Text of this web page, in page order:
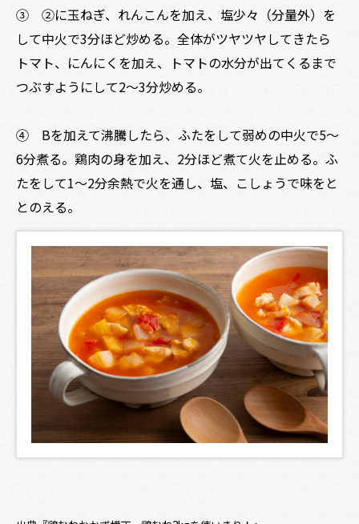
③ ②に玉ねぎ、れんこんを加え、塩少々（分量外）を
して中火で3分ほど炒める。全体がツヤツヤしてきたら
トマト、にんにくを加え、トマトの水分が出てくるまで
つぶすようにして2～3分炒める。
④ Bを加えて沸騰したら、ふたをして弱めの中火で5～
6分煮る。鶏肉の身を加え、2分ほど煮て火を止める。ふ
たをして1～2分余熱で火を通し、塩、こしょうで味をと
とのえる。